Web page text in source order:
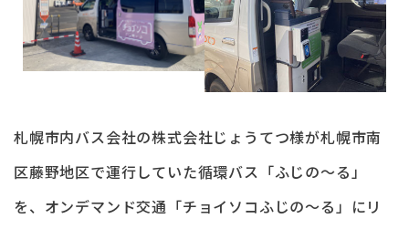
札幌市内バス会社の株式会社じょうてつ様が札幌市南
区藤野地区で運行していた循環バス「ふじの～る」
を、オンデマンド交通「チョイソコふじの～る」にリ